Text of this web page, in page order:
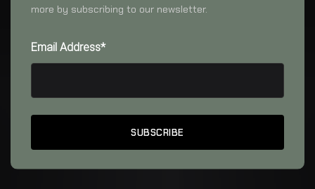
more by subscribing to our newsletter.
Email Address*